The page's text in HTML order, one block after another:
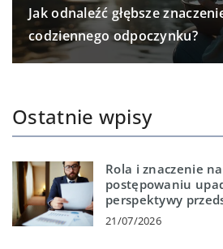
Jak odnaleźć głębsze
codziennego odpoczynku?
Ostatnie wpisy
Rola i znaczenie
postępowaniu
perspektywy
21/07/2026